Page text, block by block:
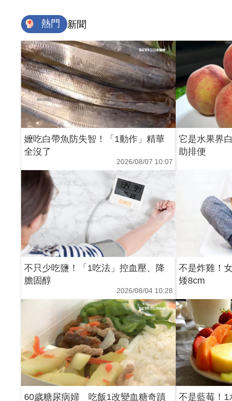
熱門 新聞
嬤吃白帶魚防失智！「1動作」精華
全沒了
2026/08/07 10:07
它是水果界
助排便
不只少吃鹽！「1吃法」控血壓、降
膽固醇
2026/08/04 10:28
不是炸雞！
矮8cm
60歲糖尿病婦 吃飯1改變血糖奇蹟 不是藍莓！